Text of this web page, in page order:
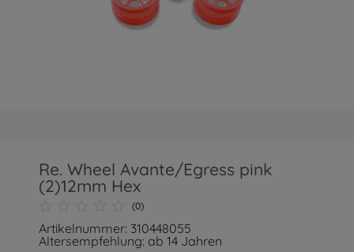
Re. Wheel Avante/Egress pink
(2)12mm Hex
(0)
Artikelnummer: 310448055
Altersempfehlung: ab 14 Jahren